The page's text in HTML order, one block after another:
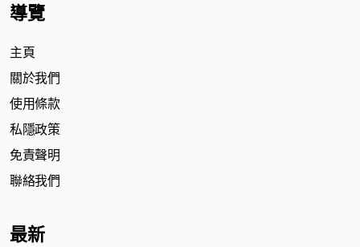
導覽
主頁
關於我們
使用條款
私隱政策
免責聲明
聯絡我們
最新